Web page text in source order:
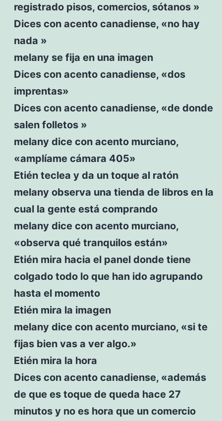
registrado pisos, comercios, sótanos »
Dices con acento canadiense, «no hay
nada »
melany se fija en una imagen
Dices con acento canadiense, «dos
imprentas»
Dices con acento canadiense, «de donde
salen folletos »
melany dice con acento murciano,
«amplíame cámara 405»
Etién teclea y da un toque al ratón
melany observa una tienda de libros en la
cual la gente está comprando
melany dice con acento murciano,
«observa qué tranquilos están»
Etién mira hacia el panel donde tiene
colgado todo lo que han ido agrupando
hasta el momento
Etién mira la imagen
melany dice con acento murciano, «si te
fijas bien vas a ver algo.»
Etién mira la hora
Dices con acento canadiense, «además
de que es toque de queda hace 27
minutos y no es hora que un comercio